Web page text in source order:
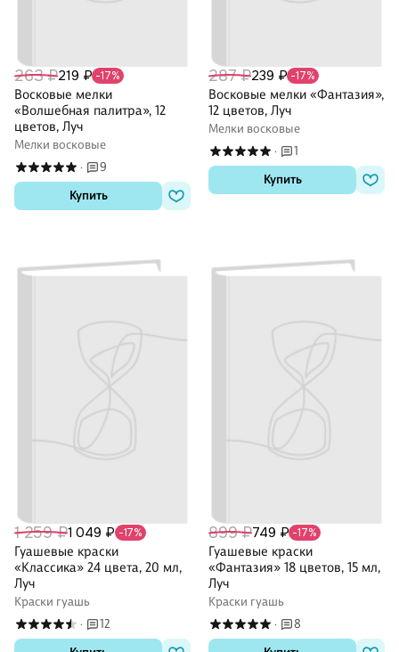
263 ₽219 ₽ -17%
Восковые мелки
«Волшебная палитра», 12
цветов, Луч
Мелки восковые
·
9
Купить
287 ₽239 ₽ -17%
Восковые мелки «Фантазия»,
12 цветов, Луч
Мелки восковые
·
1
Купить
1 259 ₽1 049 ₽ -17%
Гуашевые краски
«Классика» 24 цвета, 20 мл,
Луч
Краски гуашь
·
12
899 ₽749 ₽ -17%
Гуашевые краски
«Фантазия» 18 цветов, 15 мл,
Луч
Краски гуашь
·
8